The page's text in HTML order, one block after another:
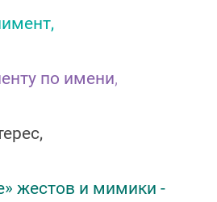
по имени,
жестов и мимики -